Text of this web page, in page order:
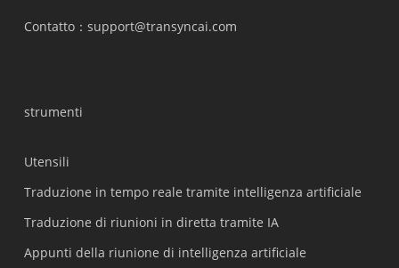
Contatto：support@transyncai.com
strumenti
Utensili
Traduzione in tempo reale tramite intelligenza artificiale
Traduzione di riunioni in diretta tramite IA
Appunti della riunione di intelligenza artificiale